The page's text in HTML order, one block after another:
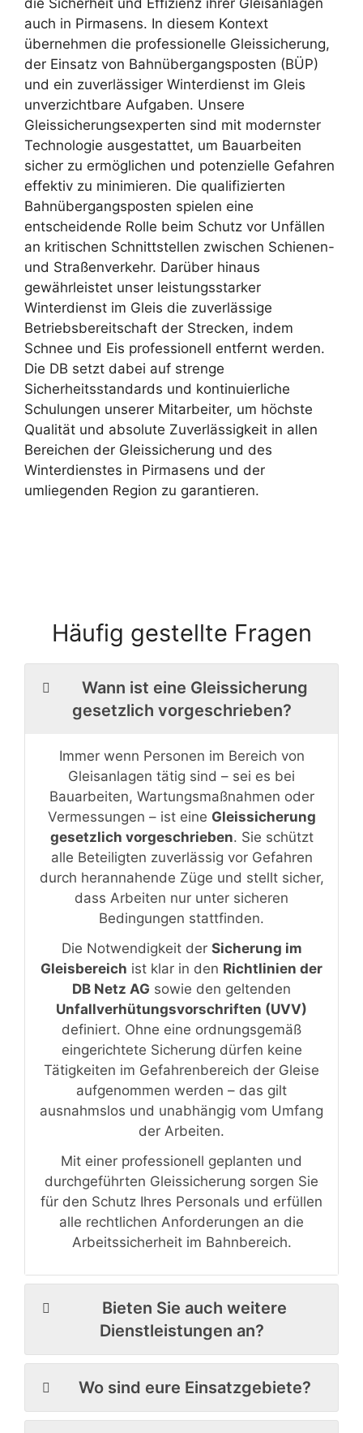
die Sicherheit und Effizienz ihrer Gleisanlagen
auch in Pirmasens. In diesem Kontext
übernehmen die professionelle Gleissicherung,
der Einsatz von Bahnübergangsposten (BÜP)
und ein zuverlässiger Winterdienst im Gleis
unverzichtbare Aufgaben. Unsere
Gleissicherungsexperten sind mit modernster
Technologie ausgestattet, um Bauarbeiten
sicher zu ermöglichen und potenzielle Gefahren
effektiv zu minimieren. Die qualifizierten
Bahnübergangsposten spielen eine
entscheidende Rolle beim Schutz vor Unfällen
an kritischen Schnittstellen zwischen Schienen-
und Straßenverkehr. Darüber hinaus
gewährleistet unser leistungsstarker
Winterdienst im Gleis die zuverlässige
Betriebsbereitschaft der Strecken, indem
Schnee und Eis professionell entfernt werden.
Die DB setzt dabei auf strenge
Sicherheitsstandards und kontinuierliche
Schulungen unserer Mitarbeiter, um höchste
Qualität und absolute Zuverlässigkeit in allen
Bereichen der Gleissicherung und des
Winterdienstes in Pirmasens und der
umliegenden Region zu garantieren.
Häufig gestellte Fragen
Wann ist eine Gleissicherung
gesetzlich vorgeschrieben?
Immer wenn Personen im Bereich von
Gleisanlagen tätig sind – sei es bei
Bauarbeiten, Wartungsmaßnahmen oder
Vermessungen – ist eine Gleissicherung
gesetzlich vorgeschrieben. Sie schützt
alle Beteiligten zuverlässig vor Gefahren
durch herannahende Züge und stellt sicher,
dass Arbeiten nur unter sicheren
Bedingungen stattfinden.
Die Notwendigkeit der Sicherung im
Gleisbereich ist klar in den Richtlinien der
DB Netz AG sowie den geltenden
Unfallverhütungsvorschriften (UVV)
definiert. Ohne eine ordnungsgemäß
eingerichtete Sicherung dürfen keine
Tätigkeiten im Gefahrenbereich der Gleise
aufgenommen werden – das gilt
ausnahmslos und unabhängig vom Umfang
der Arbeiten.
Mit einer professionell geplanten und
durchgeführten Gleissicherung sorgen Sie
für den Schutz Ihres Personals und erfüllen
alle rechtlichen Anforderungen an die
Arbeitssicherheit im Bahnbereich.
Bieten Sie auch weitere
Dienstleistungen an?
Wo sind eure Einsatzgebiete?